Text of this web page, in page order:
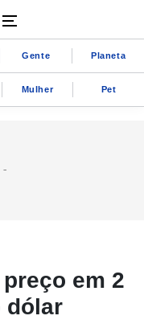
Gente Planeta
Mulher Pet
em 2
dólar